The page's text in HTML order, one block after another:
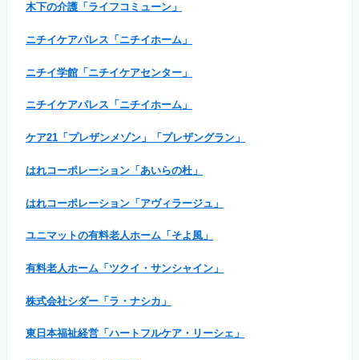
木下の介護「ライフコミューン」
ニチイケアパレス「ニチイホーム」
ニチイ学館「ニチイケアセンター」
ニチイケアパレス「ニチイホーム」
ケア21「プレザンメゾン」「プレザングラン」
はれコーポレーション「あいらの杜」
はれコーポレーション「アヴィラージュ」
ユニマットの有料老人ホーム「そよ風」
有料老人ホーム「ツクイ・サンシャイン」
株式会社シダー「ラ・ナシカ」
東日本福祉経営「ハートフルケア・リーシェ」